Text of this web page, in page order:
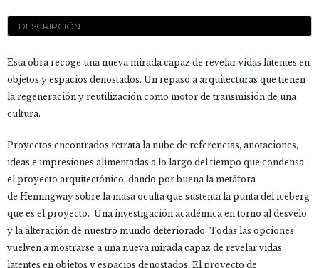
DESCRIPCIÓN
Esta obra recoge una nueva mirada capaz de revelar vidas latentes en
objetos y espacios denostados. Un repaso a arquitecturas que tienen
la regeneración y reutilización como motor de transmisión de una
cultura.
Proyectos encontrados retrata la nube de referencias, anotaciones,
ideas e impresiones alimentadas a lo largo del tiempo que condensa
el proyecto arquitectónico, dando por buena la metáfora
de Hemingway sobre la masa oculta que sustenta la punta del iceberg
que es el proyecto. Una investigación académica en torno al desvelo
y la alteración de nuestro mundo deteriorado. Todas las opciones
vuelven a mostrarse a una nueva mirada capaz de revelar vidas
latentes en objetos y espacios denostados. El proyecto de